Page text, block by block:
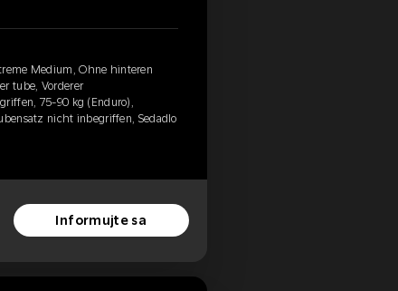
Medium, Ohne hinteren
tube, Vorderer
75-90 kg (Enduro),
nicht inbegriffen, Sedadlo
Informujte sa